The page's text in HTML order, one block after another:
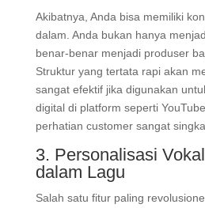
Akibatnya, Anda bisa memiliki
dalam. Anda bukan hanya
benar-benar menjadi produser
Struktur yang tertata rapi akan
sangat efektif jika digunakan
digital di platform seperti
perhatian customer sangat
3. Personalisasi
dalam Lagu
Salah satu fitur paling